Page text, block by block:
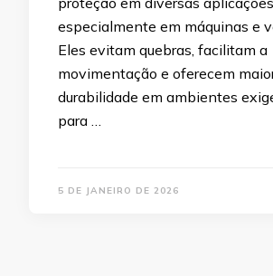
especialmente em máquinas e
Eles evitam quebras, facilitam a
movimentação e oferecem
durabilidade em ambientes
para …
5 DE JANEIRO DE 2026